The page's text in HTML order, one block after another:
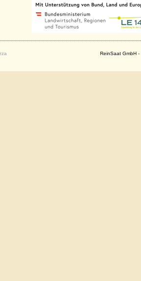
ReinSaat GmbH